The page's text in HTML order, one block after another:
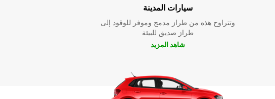
سيارات المدينة
وتتراوح هذه من طراز مدمج وموفر للوقود إلى
طراز صديق للبيئة
شاهد المزيد